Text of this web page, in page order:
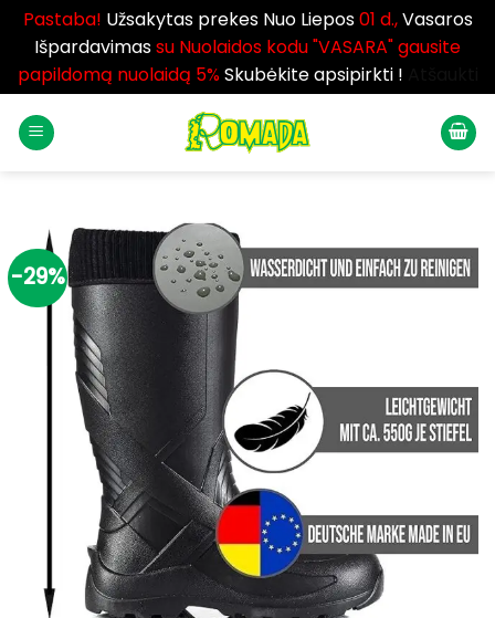
Pastaba! Užsakytas prekes Nuo Liepos01 d.,Vasaros
Išpardavimassu Nuolaidos kodu "VASARA" gausite
papildomą nuolaidą 5%Skubėkite apsipirkti !
-29%